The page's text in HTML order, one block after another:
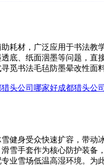
耗材，广泛应用于书法
底、纸面洇墨等问题，
觅书法毛毡防墨晕改性
猎头公司哪家好成都猎头公
健身受众快速扩容，带
雪手套作为核心防护装
业雪场低温高湿环境。为